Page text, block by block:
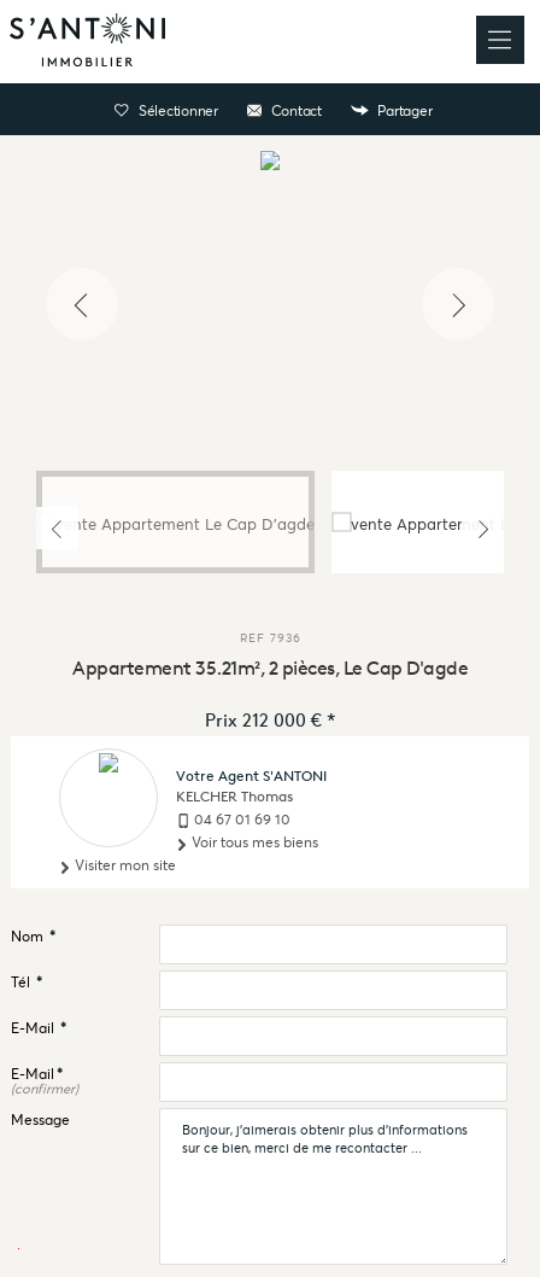
Sélectionner Contact Partager
REF 7936
Appartement 35.21m², 2 pièces, Le Cap D'agde
Prix212 000 € *
Votre Agent S'ANTONI
KELCHER Thomas
04 67 01 69 10
Voir tous mes biens
Visiter mon site
Nom *
Tél *
E-Mail *
E-Mail *
(confirmer)
Message